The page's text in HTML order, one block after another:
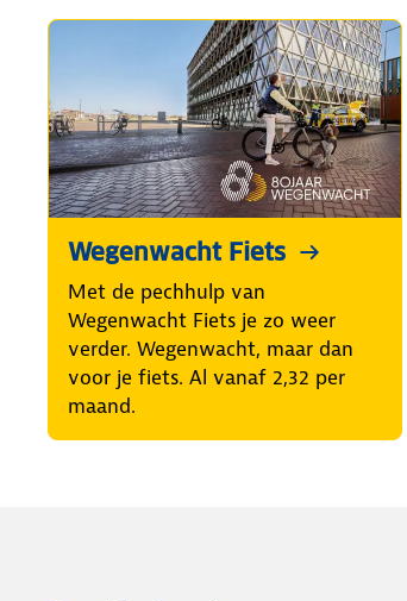
Wegenwacht Fiets
Met de pechhulp van
Wegenwacht Fiets je zo weer
verder. Wegenwacht, maar dan
voor je fiets. Al vanaf 2,32 per
maand.